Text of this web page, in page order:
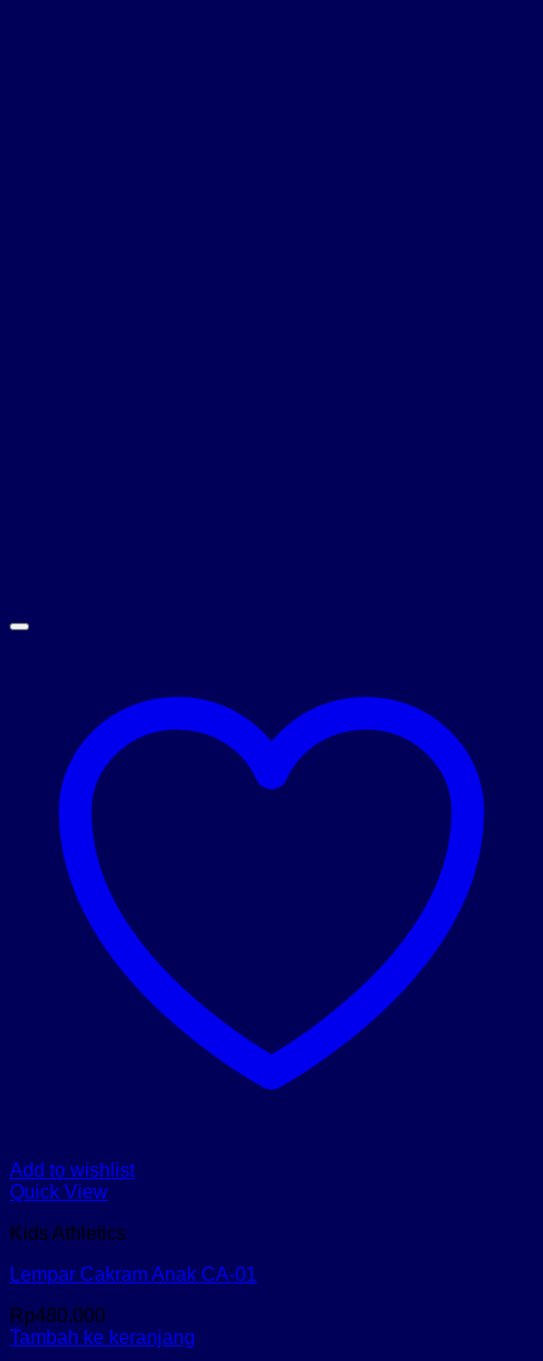
Add to wishlist
Quick View
Kids Athletics
Lempar Cakram Anak CA-01
Rp480.000
Tambah ke keranjang